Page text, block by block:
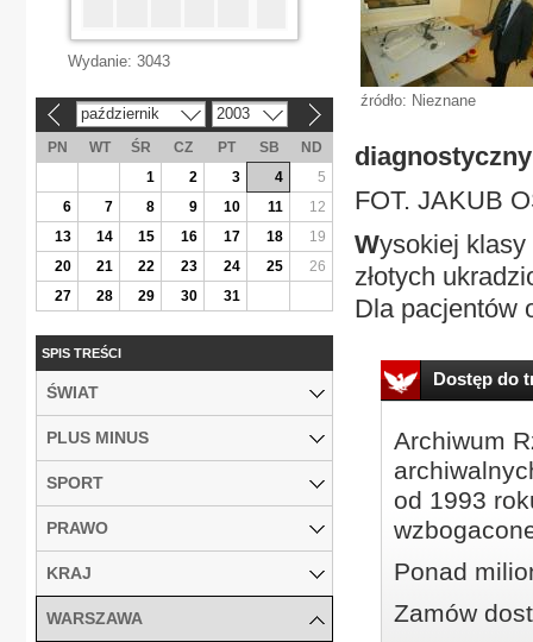
źródło: Nieznane
FOT. JAKUB
Wysokiej
złotych
Dla pacjentów
Dostęp do
Archiwum
od 1993
Ponad
Zamów
Wydanie: 3043
październik 2003
PN WT ŚR CZ PT SB
ND
1
2 3 4
5
6
7 8 9 10 11
12
13
14 15 16 17 18
19
20
21 22 23 24 25
26
27
28 29 30 31
SPIS TREŚCI
ŚWIAT
PLUS MINUS
SPORT
PRAWO
KRAJ
WARSZAWA